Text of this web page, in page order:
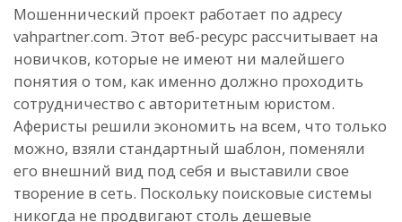
Мошеннический проект работает по адресу
vahpartner.com. Этот веб-ресурс рассчитывает на
новичков, которые не имеют ни малейшего
понятия о том, как именно должно проходить
сотрудничество с авторитетным юристом.
Аферисты решили экономить на всем, что только
можно, взяли стандартный шаблон, поменяли
его внешний вид под себя и выставили свое
творение в сеть. Поскольку поисковые системы
никогда не продвигают столь дешевые